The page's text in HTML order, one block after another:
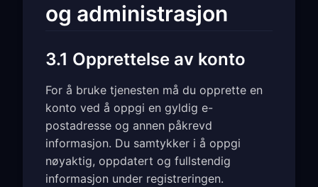
og administrasjon
3.1 Opprettelse av konto
For å bruke tjenesten må du opprette en
konto ved å oppgi en gyldig e-
postadresse og annen påkrevd
informasjon. Du samtykker i å oppgi
nøyaktig, oppdatert og fullstendig
informasjon under registreringen.